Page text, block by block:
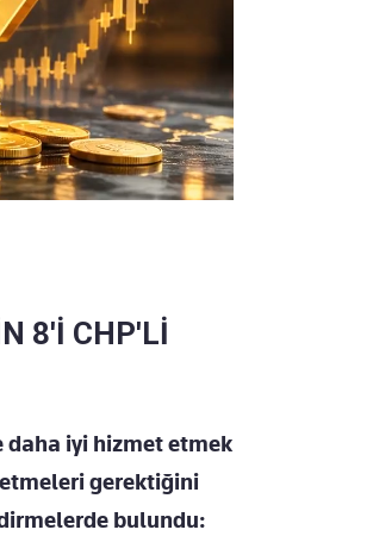
8'İ CHP'Lİ
daha iyi hizmet etmek
etmeleri gerektiğini
bulundu: